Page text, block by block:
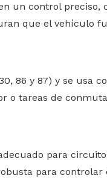
un control
que el vehículo
86 y 87) y se usa
o tareas de
para
para controlar